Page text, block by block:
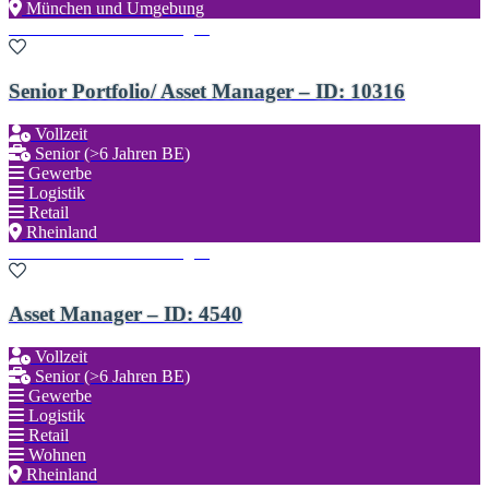
München und Umgebung
Senior Portfolio/ Asset Manager – ID: 10316
Vollzeit
Senior (>6 Jahren BE)
Gewerbe
Logistik
Retail
Rheinland
Asset Manager – ID: 4540
Vollzeit
Senior (>6 Jahren BE)
Gewerbe
Logistik
Retail
Wohnen
Rheinland